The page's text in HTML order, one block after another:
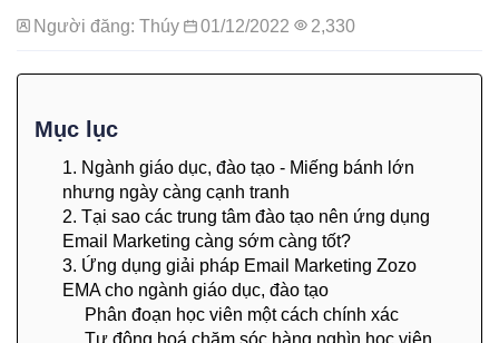
Người đăng: Thúy 01/12/2022 2,330
Mục lục
1. Ngành giáo dục, đào tạo - Miếng bánh lớn
nhưng ngày càng cạnh tranh
2. Tại sao các trung tâm đào tạo nên ứng dụng
Email Marketing càng sớm càng tốt?
3. Ứng dụng giải pháp Email Marketing Zozo
EMA cho ngành giáo dục, đào tạo
Phân đoạn học viên một cách chính xác
Tự động hoá chăm sóc hàng nghìn học viên